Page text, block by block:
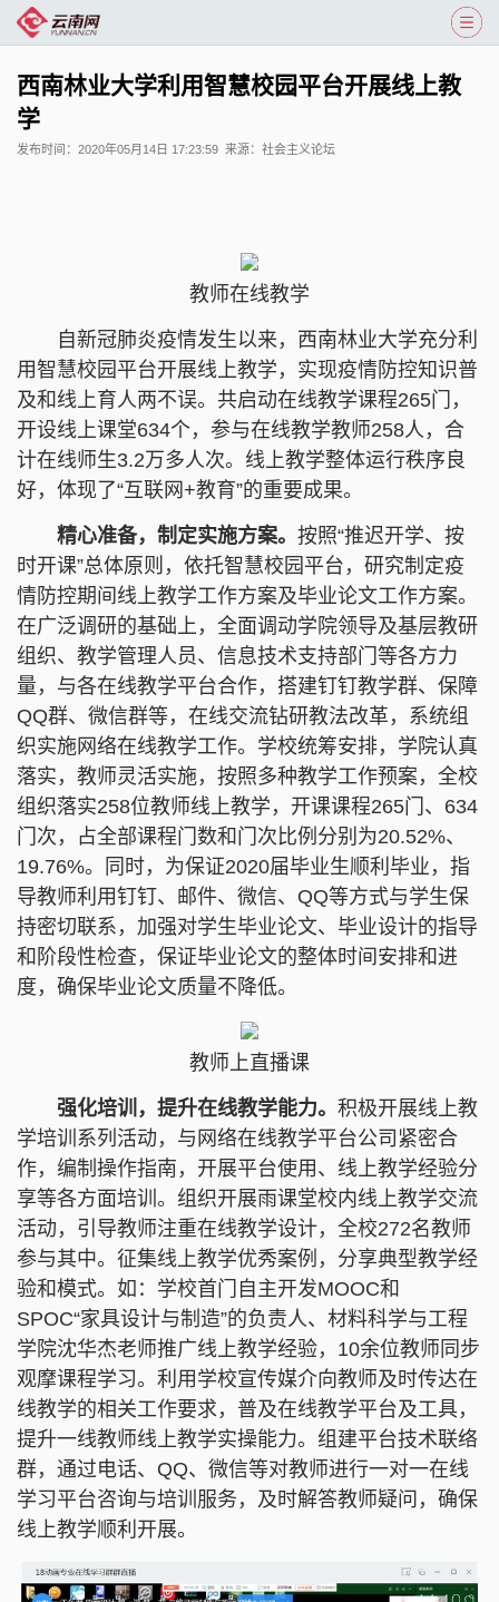
西南林业大学利用智慧校园平台开展线上教
学
发布时间： 2020年05月14日 17:23:59 来源： 社会主义论坛
教师在线教学
自新冠肺炎疫情发生以来，西南林业大学充分利
用智慧校园平台开展线上教学，实现疫情防控知识普
及和线上育人两不误。共启动在线教学课程265门，
开设线上课堂634个，参与在线教学教师258人，合
计在线师生3.2万多人次。线上教学整体运行秩序良
好，体现了“互联网+教育”的重要成果。
精心准备，制定实施方案。 按照“推迟开学、按
时开课”总体原则，依托智慧校园平台，研究制定疫
情防控期间线上教学工作方案及毕业论文工作方案。
在广泛调研的基础上，全面调动学院领导及基层教研
组织、教学管理人员、信息技术支持部门等各方力
量，与各在线教学平台合作，搭建钉钉教学群、保障
QQ群、微信群等，在线交流钻研教法改革，系统组
织实施网络在线教学工作。学校统筹安排，学院认真
落实，教师灵活实施，按照多种教学工作预案，全校
组织落实258位教师线上教学，开课课程265门、634
门次，占全部课程门数和门次比例分别为20.52%、
19.76%。同时，为保证2020届毕业生顺利毕业，指
导教师利用钉钉、邮件、微信、QQ等方式与学生保
持密切联系，加强对学生毕业论文、毕业设计的指导
和阶段性检查，保证毕业论文的整体时间安排和进
度，确保毕业论文质量不降低。
教师上直播课
强化培训，提升在线教学能力。 积极开展线上教
学培训系列活动，与网络在线教学平台公司紧密合
作，编制操作指南，开展平台使用、线上教学经验分
享等各方面培训。组织开展雨课堂校内线上教学交流
活动，引导教师注重在线教学设计，全校272名教师
参与其中。征集线上教学优秀案例，分享典型教学经
验和模式。如：学校首门自主开发MOOC和
SPOC“家具设计与制造”的负责人、材料科学与工程
学院沈华杰老师推广线上教学经验，10余位教师同步
观摩课程学习。利用学校宣传媒介向教师及时传达在
线教学的相关工作要求，普及在线教学平台及工具，
提升一线教师线上教学实操能力。组建平台技术联络
群，通过电话、QQ、微信等对教师进行一对一在线
学习平台咨询与培训服务，及时解答教师疑问，确保
线上教学顺利开展。